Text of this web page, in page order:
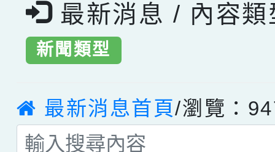
最新消息 / 內容類
新聞類型
最新消息首頁/瀏覽：